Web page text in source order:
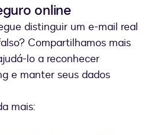
online
distinguir um e-mail real
Compartilhamos mais
lo a reconhecer
e manter seus dados
mais: